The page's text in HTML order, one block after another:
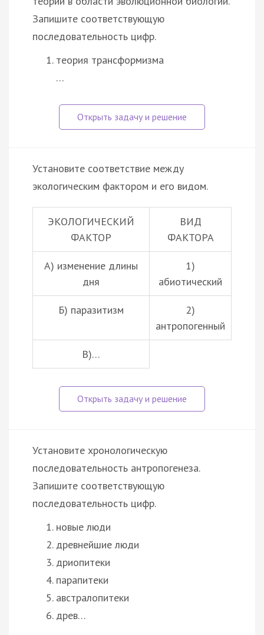
Запишите соответствующую
последовательность цифр.
теория трансформизма
…
Установите соответствие между
экологическим фактором и его видом.
ЭКОЛОГИЧЕСКИЙ
ФАКТОР
ВИД
ФАКТОРА
А) изменение длины
дня
1)
абиотический
Б) паразитизм
2)
антропогенный
В)…
Установите хронологическую
последовательность антропогенеза.
Запишите соответствующую
последовательность цифр.
новые люди
древнейшие люди
дриопитеки
парапитеки
австралопитеки
древ…